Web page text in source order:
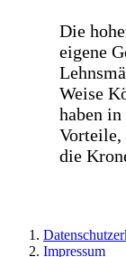
Die
eigene
Weise
haben
Vorteile,
die
Impressum